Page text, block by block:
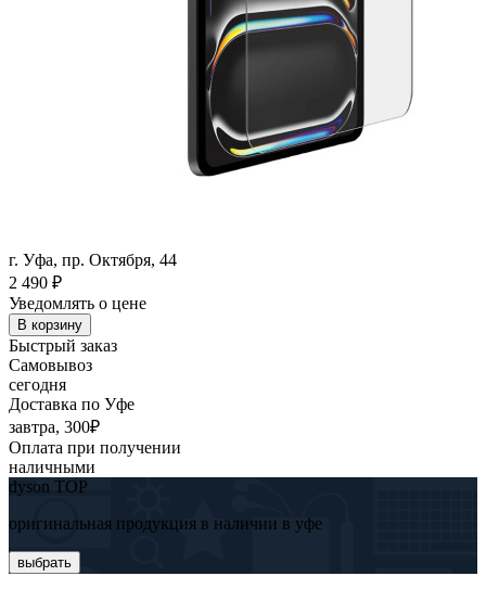
г. Уфа, пр. Октября, 44
2 490 ₽
Уведомлять о цене
В корзину
Быстрый заказ
Самовывоз
сегодня
Доставка по Уфе
завтра, 300₽
Оплата при получении
наличными
dyson TOP
оригинальная продукция в наличии в уфе
выбрать